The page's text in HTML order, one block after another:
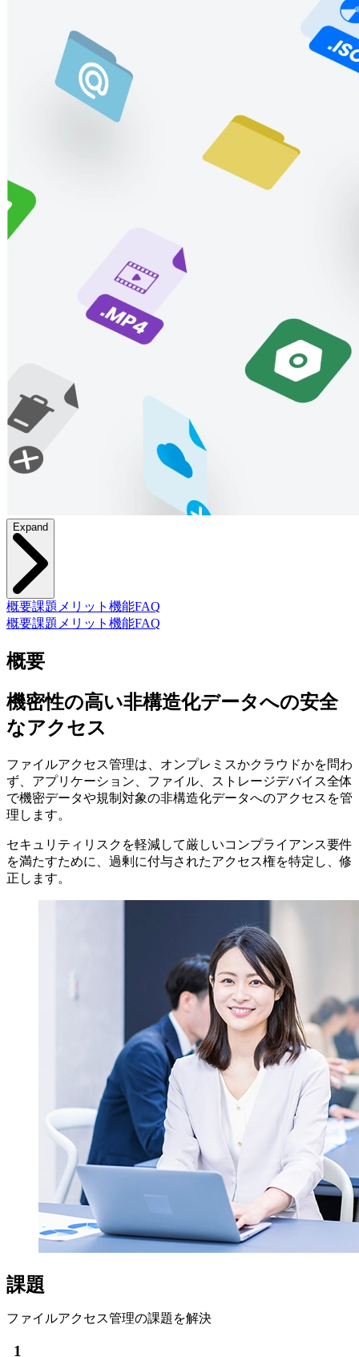
Expand
概要課題 メリット 機能FAQ
概要課題 メリット 機能FAQ
概要
機密性の高い非構造化データへの安全
なアクセス
ファイルアクセス管理は、オンプレミスかクラウドかを問わ
ず、アプリケーション、ファイル、ストレージデバイス全体
で機密データや規制対象の非構造化データへのアクセスを管
理します。
セキュリティリスクを軽減して厳しいコンプライアンス要件
を満たすために、過剰に付与されたアクセス権を特定し、修
正します。
課題
ファイルアクセス管理の課題を解決